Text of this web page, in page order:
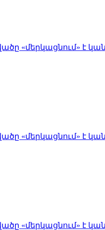
«մերկացնում» է
«մերկացնում» է
«մերկացնում» է